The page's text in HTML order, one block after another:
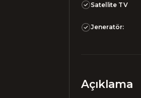
Satellite TV
Jeneratör:
Açıklama